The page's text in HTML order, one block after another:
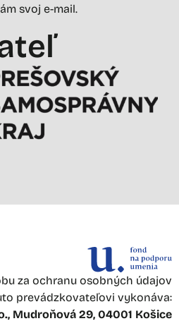
svoj e-mail.
za ochranu osobných údajov
prevádzkovateľovi vykonáva:
Mudroňová 29, 04001 Košice